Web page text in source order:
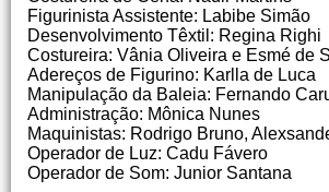
Figurinista Assistente: Labibe Simão
Desenvolvimento Têxtil: Regina Righi
Costureira: Vânia Oliveira e Esmé de
Adereços de Figurino: Karlla de Luca
Manipulação da Baleia: Fernando
Administração: Mônica Nunes
Maquinistas: Rodrigo Bruno,
Operador de Luz: Cadu Fávero
Operador de Som: Junior Santana